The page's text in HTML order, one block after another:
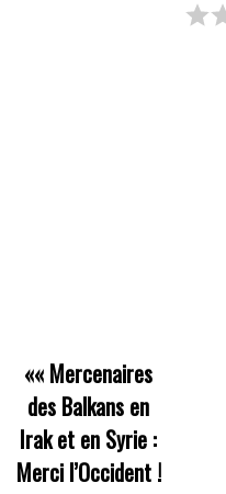
«« Mercenaires
des Balkans en
Irak et en Syrie :
Merci l’Occident !